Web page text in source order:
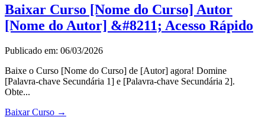
Baixar Curso [Nome do Curso] Autor
[Nome do Autor] &#8211; Acesso Rápido
Publicado em: 06/03/2026
Baixe o Curso [Nome do Curso] de [Autor] agora! Domine
[Palavra-chave Secundária 1] e [Palavra-chave Secundária 2].
Obte...
Baixar Curso →